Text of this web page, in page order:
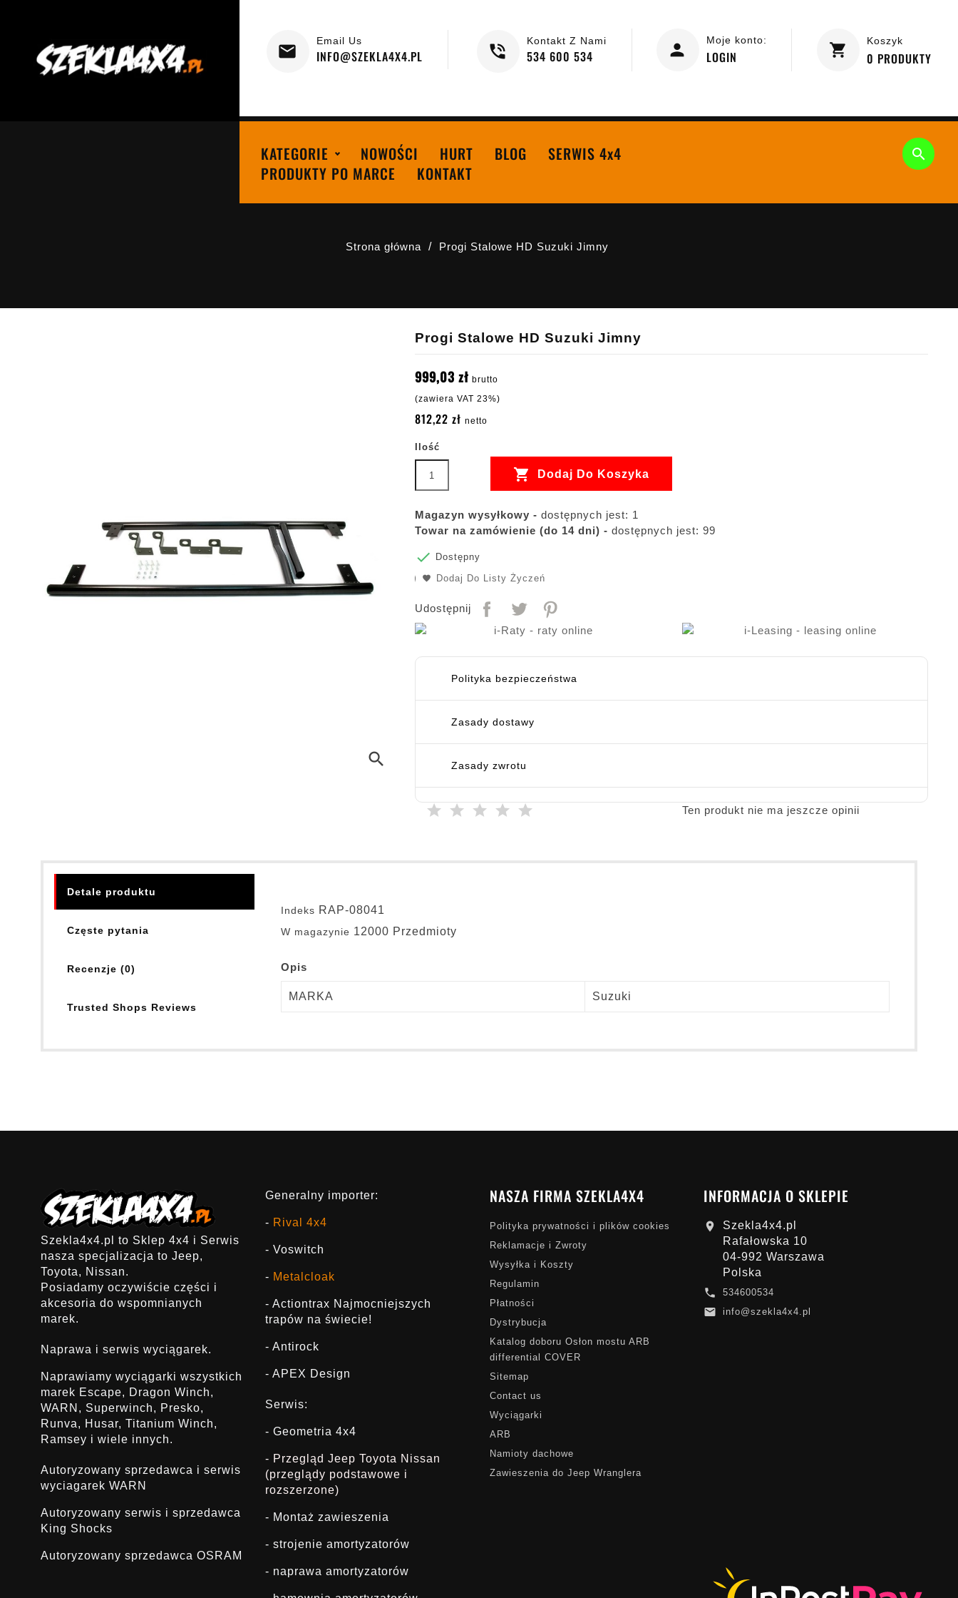
Koszyk
0 PRODUKTY
Moje konto:
LOGIN
Kontakt Z Nami
534 600 534
Email Us
INFO@SZEKLA4X4.PL
KATEGORIE NOWOŚCI HURT BLOG
SERWIS 4x4
PRODUKTY PO MARCE
KONTAKT

Strona główna Progi Stalowe HD Suzuki Jimny
search
Progi Stalowe HD Suzuki Jimny
999,03 zł brutto
(zawiera VAT 23%)
812,22 zł netto
Ilość
 Dodaj Do Koszyka
Magazyn wysyłkowy - dostępnych jest: 1
Towar na zamówienie (do 14 dni) - dostępnych jest: 99

Dostępny
Dodaj Do Listy Życzeń
Udostępnij
Polityka bezpieczeństwa
Zasady dostawy
Zasady zwrotu
Ten produkt nie ma jeszcze opinii
Detale produktu
Częste pytania
Recenzje (0)
Trusted Shops Reviews
Indeks RAP-08041
W magazynie 12000 Przedmioty
Opis
MARKA Suzuki
Szekla4x4.pl to Sklep 4x4 i Serwis
nasza specjalizacja to Jeep,
Toyota, Nissan.
Posiadamy oczywiście części i
akcesoria do wspomnianych
marek.
Naprawa i serwis wyciągarek.
Naprawiamy wyciągarki wszystkich
marek Escape, Dragon Winch,
WARN, Superwinch, Presko,
Runva, Husar, Titanium Winch,
Ramsey i wiele innych.
Autoryzowany sprzedawca i serwis
wyciagarek WARN
Autoryzowany serwis i sprzedawca
King Shocks
Autoryzowany sprzedawca OSRAM
Generalny importer:
- Rival 4x4
- Voswitch
- Metalcloak
- Actiontrax Najmocniejszych
trapów na świecie!
- Antirock
- APEX Design
Serwis:
- Geometria 4x4
- Przegląd Jeep Toyota Nissan
(przeglądy podstawowe i
rozszerzone)
- Montaż zawieszenia
- strojenie amortyzatorów
- naprawa amortyzatorów
NASZA FIRMA SZEKLA4X4
Polityka prywatności i plików cookies
Reklamacje i Zwroty
Wysyłka i Koszty
Regulamin
Płatności
Dystrybucja
Katalog doboru Osłon mostu ARB
differential COVER
Sitemap
Contact us
Wyciągarki
ARB
Namioty dachowe
Zawieszenia do Jeep Wranglera
INFORMACJA O SKLEPIE

Szekla4x4.pl
Rafałowska 10
04-992 Warszawa
Polska
 534600534
 info@szekla4x4.pl